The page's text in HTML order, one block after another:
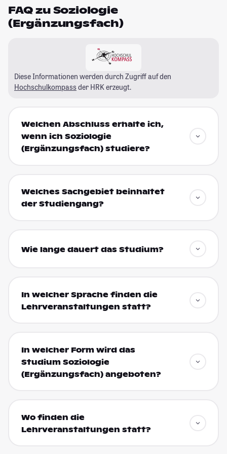
FAQ zu Soziologie
(Ergänzungsfach)
Diese Informationen werden durch Zugriff auf den
Hochschulkompass der HRK erzeugt.
Welchen Abschluss erhalte ich,
wenn ich Soziologie
(Ergänzungsfach) studiere?
Welches Sachgebiet beinhaltet
der Studiengang?
Wie lange dauert das Studium?
In welcher Sprache finden die
Lehrveranstaltungen statt?
In welcher Form wird das
Studium Soziologie
(Ergänzungsfach) angeboten?
Wo finden die
Lehrveranstaltungen statt?